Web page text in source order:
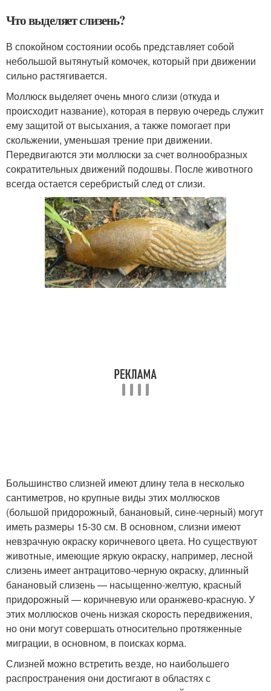
Что выделяет слизень?
В спокойном состоянии особь представляет собой
небольшой вытянутый комочек, который при движении
сильно растягивается.
Моллюск выделяет очень много слизи (откуда и
происходит название), которая в первую очередь служит
ему защитой от высыхания, а также помогает при
скольжении, уменьшая трение при движении.
Передвигаются эти моллюски за счет волнообразных
сократительных движений подошвы. После животного
всегда остается серебристый след от слизи.
Большинство слизней имеют длину тела в несколько
сантиметров, но крупные виды этих моллюсков
(большой придорожный, банановый, сине-черный) могут
иметь размеры 15-30 см. В основном, слизни имеют
невзрачную окраску коричневого цвета. Но существуют
животные, имеющие яркую окраску, например, лесной
слизень имеет антрацитово-черную окраску, длинный
банановый слизень — насыщенно-желтую, красный
придорожный — коричневую или оранжево-красную. У
этих моллюсков очень низкая скорость передвижения,
но они могут совершать относительно протяженные
миграции, в основном, в поисках корма.
Слизней можно встретить везде, но наибольшего
распространения они достигают в областях с